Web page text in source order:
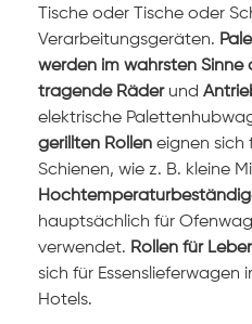
Tische oder Tische oder
Verarbeitungsgeräten.
werden im wahrsten Sinne
tragende Räderund
elektrische
gerillten Rollen eignen sich
Schienen, wie z. B. kleine
hauptsächlich für
verwendet. Rollen für
sich für Essenslieferwagen
Hotels.